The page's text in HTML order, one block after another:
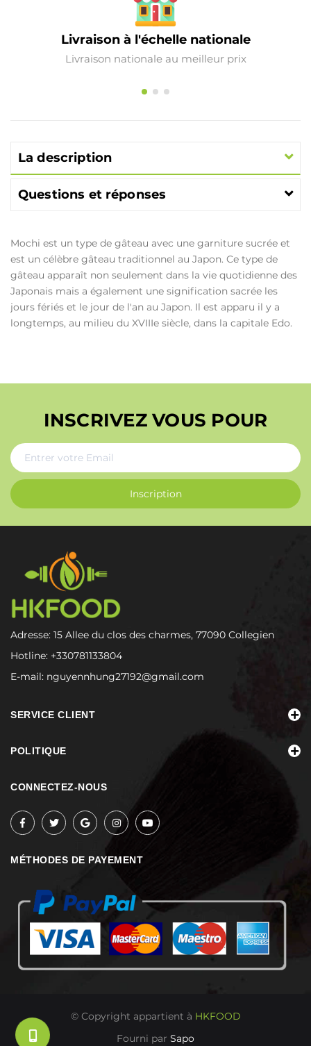
Livraison à l'échelle nationale
Livraison nationale au meilleur prix
La description
Questions et réponses
Mochi est un type de gâteau avec une garniture sucrée et
est un célèbre gâteau traditionnel au Japon. Ce type de
gâteau apparaît non seulement dans la vie quotidienne des
Japonais mais a également une signification sacrée les
jours fériés et le jour de l'an au Japon. Il est apparu il y a
longtemps, au milieu du XVIIIe siècle, dans la capitale Edo.
INSCRIVEZ VOUS POUR
Inscription
Adresse: 15 Allee du clos des charmes, 77090 Collegien
Hotline: +330781133804
E-mail: nguyennhung27192@gmail.com
SERVICE CLIENT
POLITIQUE
CONNECTEZ-NOUS
MÉTHODES DE PAYEMENT
© Copyright appartient à HKFOOD
Fourni par Sapo